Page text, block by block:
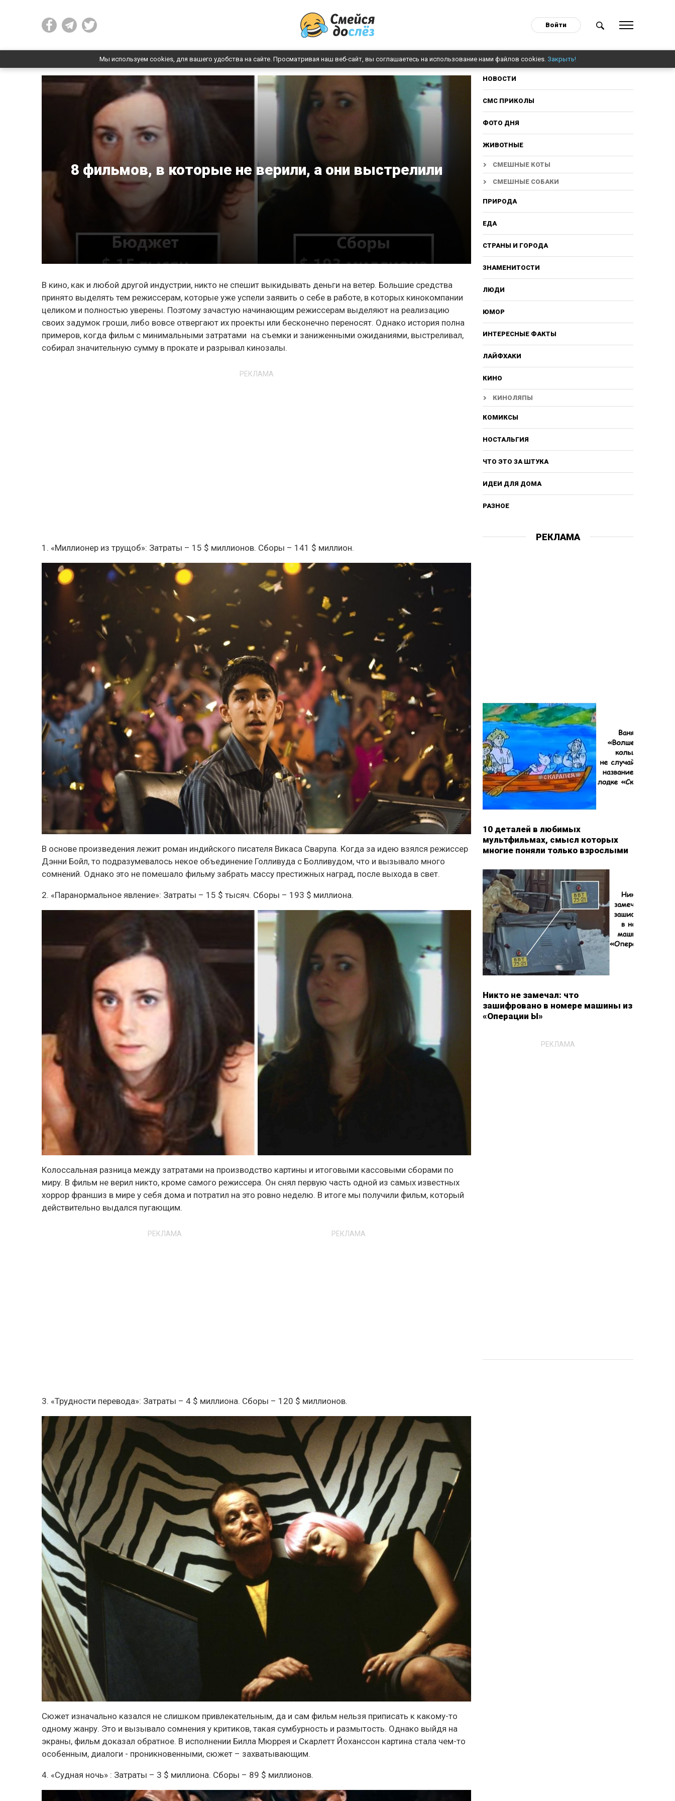
Войти
Мы используем cookies, для вашего удобства на сайте. Просматривая наш веб-сайт, вы соглашаетесь на использование нами файлов cookies. Закрыть!
8 фильмов, в которые не верили, а они выстрелили
В кино, как и любой другой индустрии, никто не спешит выкидывать деньги на ветер. Большие средства
принято выделять тем режиссерам, которые уже успели заявить о себе в работе, в которых кинокомпании
целиком и полностью уверены. Поэтому зачастую начинающим режиссерам выделяют на реализацию
своих задумок гроши, либо вовсе отвергают их проекты или бесконечно переносят. Однако история полна
примеров, когда фильм с минимальными затратами на съемки и заниженными ожиданиями, выстреливал,
собирал значительную сумму в прокате и разрывал кинозалы.
РЕКЛАМА
1. «Миллионер из трущоб»: Затраты – 15 $ миллионов. Сборы – 141 $ миллион.
В основе произведения лежит роман индийского писателя Викаса Сварупа. Когда за идею взялся режиссер
Дэнни Бойл, то подразумевалось некое объединение Голливуда с Болливудом, что и вызывало много
сомнений. Однако это не помешало фильму забрать массу престижных наград, после выхода в свет.
2. «Паранормальное явление»: Затраты – 15 $ тысяч. Сборы – 193 $ миллиона.
Колоссальная разница между затратами на производство картины и итоговыми кассовыми сборами по
миру. В фильм не верил никто, кроме самого режиссера. Он снял первую часть одной из самых известных
хоррор франшиз в мире у себя дома и потратил на это ровно неделю. В итоге мы получили фильм, который
действительно выдался пугающим.
РЕКЛАМА РЕКЛАМА
3. «Трудности перевода»: Затраты – 4 $ миллиона. Сборы – 120 $ миллионов.
Сюжет изначально казался не слишком привлекательным, да и сам фильм нельзя приписать к какому-то
одному жанру. Это и вызывало сомнения у критиков, такая сумбурность и размытость. Однако выйдя на
экраны, фильм доказал обратное. В исполнении Билла Мюррея и Скарлетт Йоханссон картина стала чем-то
особенным, диалоги - проникновенными, сюжет – захватывающим.
4. «Судная ночь» : Затраты – 3 $ миллиона. Сборы – 89 $ миллионов.
НОВОСТИ
СМС ПРИКОЛЫ
ФОТО ДНЯ
ЖИВОТНЫЕ
СМЕШНЫЕ КОТЫ
СМЕШНЫЕ СОБАКИ
ПРИРОДА
ЕДА
СТРАНЫ И ГОРОДА
ЗНАМЕНИТОСТИ
ЛЮДИ
ЮМОР
ИНТЕРЕСНЫЕ ФАКТЫ
ЛАЙФХАКИ
КИНО
КИНОЛЯПЫ
КОМИКСЫ
НОСТАЛЬГИЯ
ЧТО ЭТО ЗА ШТУКА
ИДЕИ ДЛЯ ДОМА
РАЗНОЕ
РЕКЛАМА
10 деталей в любимых
мультфильмах, смысл которых
многие поняли только взрослыми
Никто не замечал: что
зашифровано в номере машины из
«Операции Ы»
РЕКЛАМА